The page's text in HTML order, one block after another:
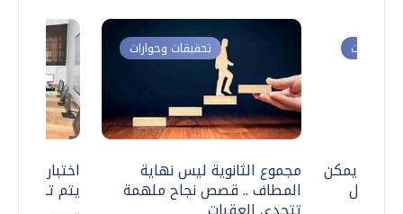
اختبارات
يتم
تحقيقات وحوارات
مجموع الثانوية ليس نهاية
المطاف .. قصص نجاح ملهمة
وحوارات
.. هل يمكن
نتعامل